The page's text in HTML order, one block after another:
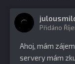
Přidáno
Ahoj, mám
servery mám